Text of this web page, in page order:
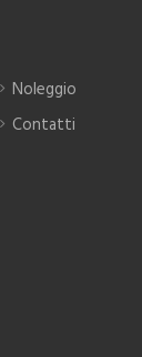
Noleggio
Contatti